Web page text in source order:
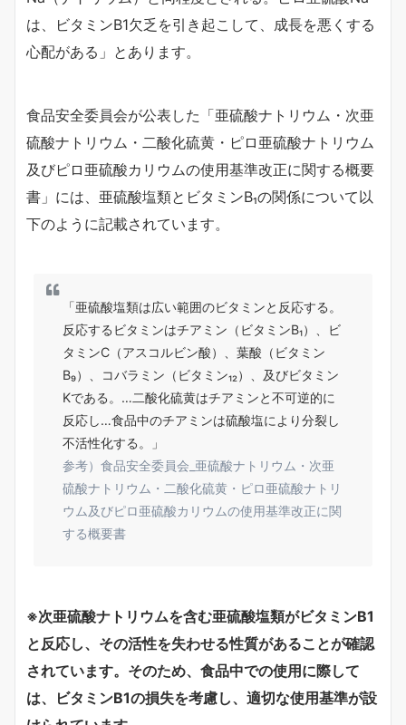
は、ビタミンB1欠乏を引き起こして、成長を悪くする
心配がある」とあります。
食品安全委員会が公表した「亜硫酸ナトリウム・次亜
硫酸ナトリウム・二酸化硫黄・ピロ亜硫酸ナトリウム
及びピロ亜硫酸カリウムの使用基準改正に関する概要
書」には、亜硫酸塩類とビタミンB₁の関係について以
下のように記載されています。
「亜硫酸塩類は広い範囲のビタミンと反応する。
反応するビタミンはチアミン（ビタミンB₁）、ビ
タミンC（アスコルビン酸）、葉酸（ビタミン
B₉）、コバラミン（ビタミン₁₂）、及びビタミン
Kである。…二酸化硫黄はチアミンと不可逆的に
反応し…食品中のチアミンは硫酸塩により分裂し
不活性化する。」
参考）食品安全委員会_亜硫酸ナトリウム・次亜
硫酸ナトリウム・二酸化硫黄・ピロ亜硫酸ナトリ
ウム及びピロ亜硫酸カリウムの使用基準改正に関
する概要書
※次亜硫酸ナトリウムを含む亜硫酸塩類がビタミンB1
と反応し、その活性を失わせる性質があることが確認
されています。そのため、食品中での使用に際して
は、ビタミンB1の損失を考慮し、適切な使用基準が設